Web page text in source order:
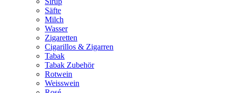
Säfte
Milch
Wasser
Zigaretten
Cigarillos & Zigarren
Tabak
Tabak Zubehör
Rotwein
Weisswein